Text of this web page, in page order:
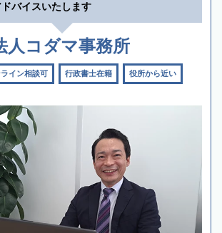
バイスいたします
人コダマ事務所
イン相談可 行政書士在籍 役所から近い